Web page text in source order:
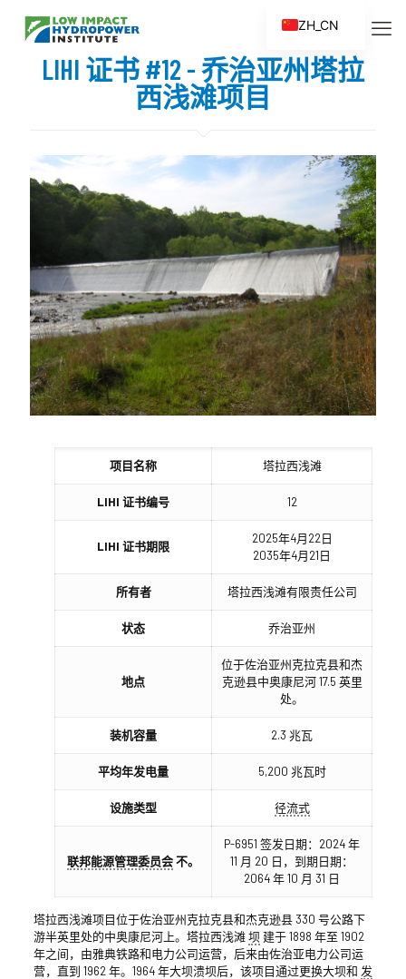
LIHI 证书 #12 - 乔治亚州塔拉
西浅滩项目
项目名称 塔拉西浅滩
LIHI 证书编号 12
LIHI 证书期限
2025年4月22日
2035年4月21日
所有者 塔拉西浅滩有限责任公司
状态 乔治亚州
地点
位于佐治亚州克拉克县和杰
克逊县中奥康尼河 17.5 英里
处。
装机容量 2.3 兆瓦
平均年发电量 5,200 兆瓦时
设施类型 径流式
联邦能源管理委员会不。
P-6951 签发日期：2024 年
11 月 20 日，到期日期：
2064 年 10 月 31 日
塔拉西浅滩项目位于佐治亚州克拉克县和杰克逊县 330 号公路下
游半英里处的中奥康尼河上。塔拉西浅滩坝 建于 1898 年至 1902
年之间，由雅典铁路和电力公司运营，后来由佐治亚电力公司运
营，直到 1962 年。1964 年大坝溃坝后，该项目通过更换大坝和 发
ZH_CN
EN
ES